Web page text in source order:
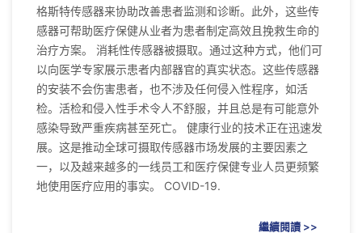
格斯特传感器来协助改善患者监测和诊断。此外，这些传
感器可帮助医疗保健从业者为患者制定高效且挽救生命的
治疗方案。 消耗性传感器被摄取。通过这种方式，他们可
以向医学专家展示患者内部器官的真实状态。这些传感器
的安装不会伤害患者，也不涉及任何侵入性程序，如活
检。活检和侵入性手术令人不舒服，并且总是有可能意外
感染导致严重疾病甚至死亡。 健康行业的技术正在迅速发
展。这是推动全球可摄取传感器市场发展的主要因素之
一，以及越来越多的一线员工和医疗保健专业人员更频繁
地使用医疗应用的事实。 COVID-19.
繼續閱讀 >>